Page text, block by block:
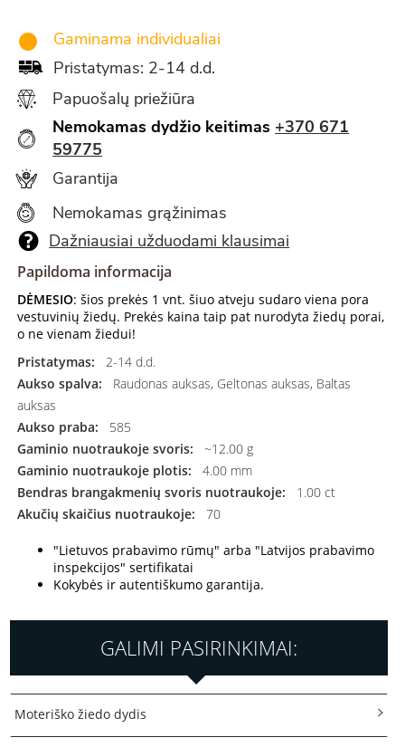
Gaminama individualiai
Pristatymas: 2-14 d.d.
Papuošalų priežiūra
Nemokamas dydžio keitimas +370 671
59775
Garantija
Nemokamas grąžinimas
Dažniausiai užduodami klausimai
Papildoma informacija
DĖMESIO: šios prekės 1 vnt. šiuo atveju sudaro viena pora
vestuvinių žiedų. Prekės kaina taip pat nurodyta žiedų porai,
o ne vienam žiedui!
Pristatymas:
2-14 d.d.
Aukso spalva:
Raudonas auksas, Geltonas auksas, Baltas
auksas
Aukso praba:
585
Gaminio nuotraukoje svoris:
~12.00 g
Gaminio nuotraukoje plotis:
4.00 mm
Bendras brangakmenių svoris nuotraukoje:
1.00 ct
Akučių skaičius nuotraukoje:
70
"Lietuvos prabavimo rūmų" arba "Latvijos prabavimo
inspekcijos" sertifikatai
Kokybės ir autentiškumo garantija.
GALIMI PASIRINKIMAI:
Moteriško žiedo dydis